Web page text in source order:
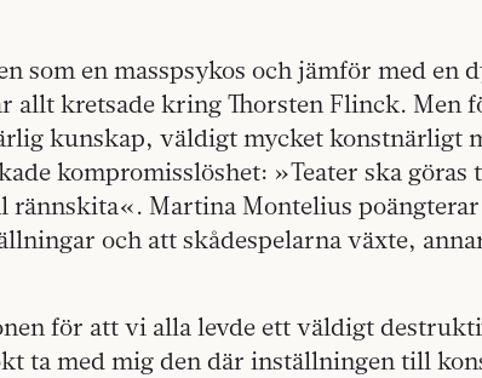
som en masspsykos och jämför med en
allt kretsade kring Thorsten Flinck. Men
kunskap, väldigt mycket konstnärligt
kompromisslöshet: »Teater ska
rännskita«. Martina Montelius
och att skådespelarna växte,
för att vi alla levde ett väldigt
ta med mig den där inställningen till